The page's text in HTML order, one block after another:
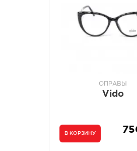
ОПРАВЫ
Vido
В КОРЗИНУ